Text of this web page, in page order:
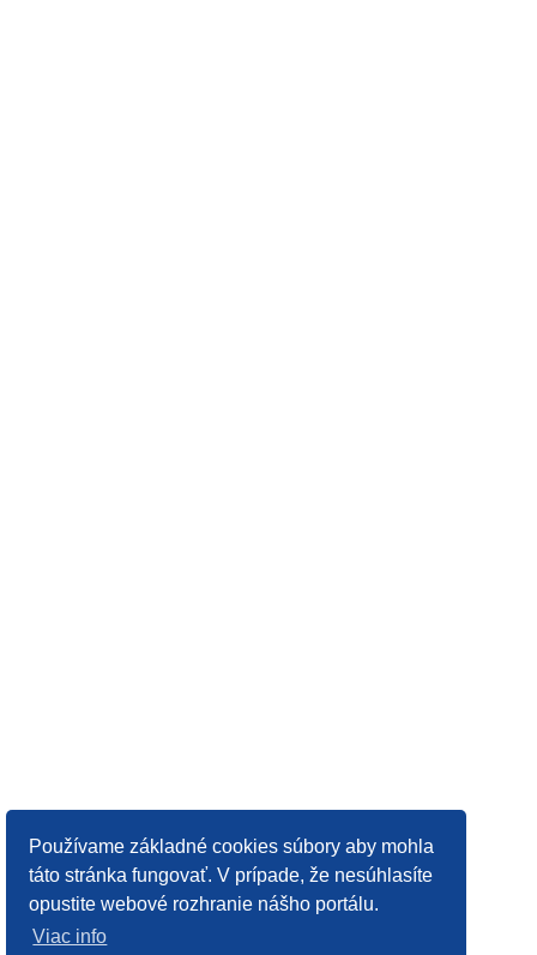
Používame základné cookies súbory aby mohla
táto stránka fungovať. V prípade, že nesúhlasíte
opustite webové rozhranie nášho portálu.
Viac info